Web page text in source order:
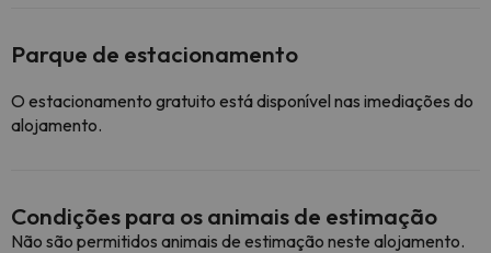
Parque de estacionamento
O estacionamento gratuito está disponível nas imediações do
alojamento.
Condições para os animais de estimação
Não são permitidos animais de estimação neste alojamento.